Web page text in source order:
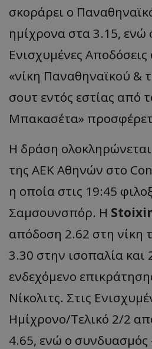
σκοράρει ο
ημίχρονα στα 3.15, ενώ
Ενισχυμένες
«νίκη Παναθηναϊκού &
σουτ εντός εστίας από
Μπακασέτα»
Η δράση
της ΑΕΚ Αθηνών στο
η οποία στις 19:45
Σαμσουνσπόρ. Η
απόδοση 2.62 στη νίκη
3.30 στην ισοπαλία και
ενδεχόμενο
Νίκολιτς. Στις
Ημίχρονο/Τελικό 2/2
4.65, ενώ ο συνδυασμός